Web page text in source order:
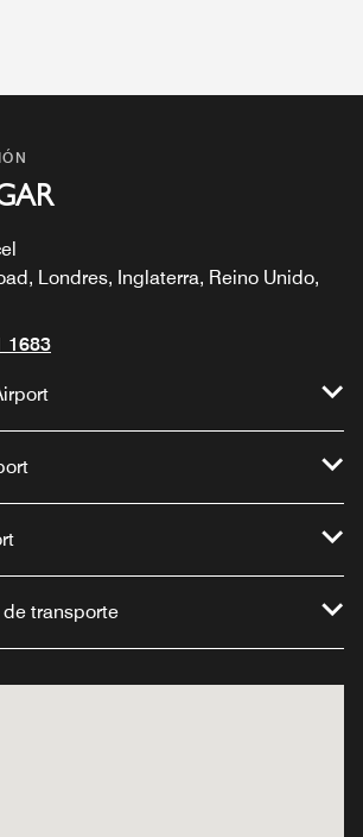
Londres, Inglaterra, Reino Unido,
1683
transporte